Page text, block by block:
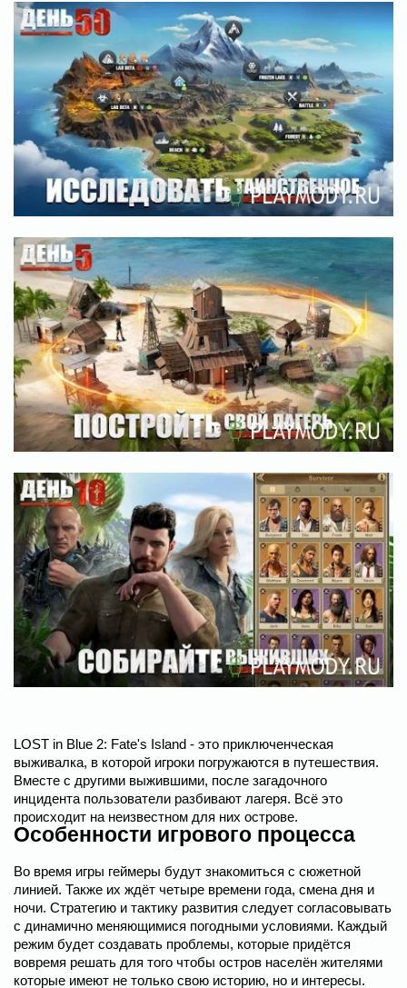
LOST in Blue 2: Fate's Island - это приключенческая
выживалка, в которой игроки погружаются в путешествия.
Вместе с другими выжившими, после загадочного
инцидента пользователи разбивают лагеря. Всё это
происходит на неизвестном для них острове.
Особенности игрового процесса
Во время игры геймеры будут знакомиться с сюжетной
линией. Также их ждёт четыре времени года, смена дня и
ночи. Стратегию и тактику развития следует согласовывать
с динамично меняющимися погодными условиями. Каждый
режим будет создавать проблемы, которые придётся
вовремя решать для того чтобы остров населён жителями
которые имеют не только свою историю, но и интересы.